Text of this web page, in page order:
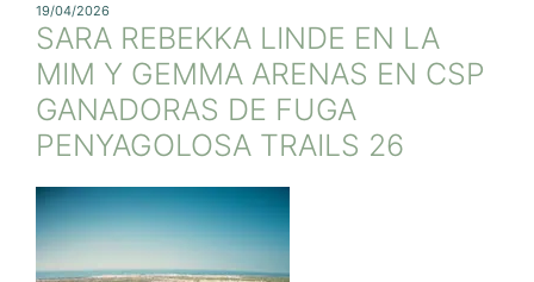
19/04/2026
SARA REBEKKA LINDE EN LA
MIM Y GEMMA ARENAS EN CSP
GANADORAS DE FUGA
PENYAGOLOSA TRAILS 26